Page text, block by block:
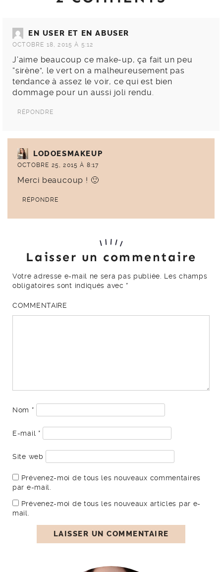
EN USER ET EN ABUSER
OCTOBRE 18, 2015 À 5:12
J’aime beaucoup ce make-up, ça fait un peu
“sirène”, le vert on a malheureusement pas
tendance à assez le voir, ce qui est bien
dommage pour un aussi joli rendu.
RÉPONDRE
LODOESMAKEUP
OCTOBRE 25, 2015 À 8:17
Merci beaucoup ! 🙂
RÉPONDRE
Laisser un commentaire
Votre adresse e-mail ne sera pas publiée. Les champs
obligatoires sont indiqués avec *
COMMENTAIRE
Nom *
E-mail *
Site web
Prévenez-moi de tous les nouveaux commentaires
par e-mail.
Prévenez-moi de tous les nouveaux articles par e-
mail.